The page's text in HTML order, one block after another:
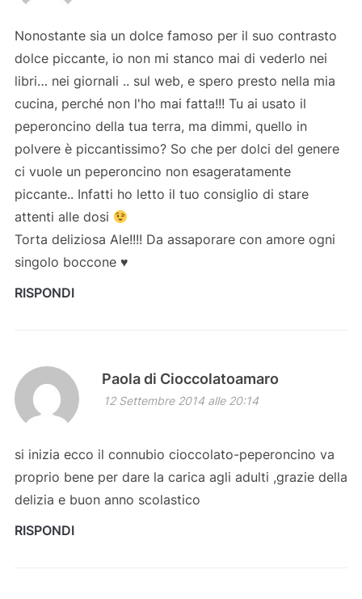
Nonostante sia un dolce famoso per il suo contrasto
dolce piccante, io non mi stanco mai di vederlo nei
libri… nei giornali .. sul web, e spero presto nella mia
cucina, perché non l'ho mai fatta!!! Tu ai usato il
peperoncino della tua terra, ma dimmi, quello in
polvere è piccantissimo? So che per dolci del genere
ci vuole un peperoncino non esageratamente
piccante.. Infatti ho letto il tuo consiglio di stare
attenti alle dosi
Torta deliziosa Ale!!!! Da assaporare con amore ogni
singolo boccone ♥
RISPONDI
Paola di Cioccolatoamaro
12 Settembre 2014 alle 20:14
si inizia ecco il connubio cioccolato-peperoncino va
proprio bene per dare la carica agli adulti ,grazie della
delizia e buon anno scolastico
RISPONDI